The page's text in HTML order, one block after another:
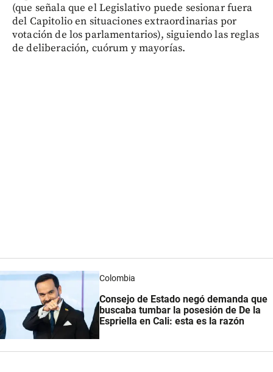
(que señala que el Legislativo puede sesionar fuera
del Capitolio en situaciones extraordinarias por
votación de los parlamentarios), siguiendo las reglas
de deliberación, cuórum y mayorías.
Colombia
Consejo de Estado negó demanda que
buscaba tumbar la posesión de De la
Espriella en Cali: esta es la razón